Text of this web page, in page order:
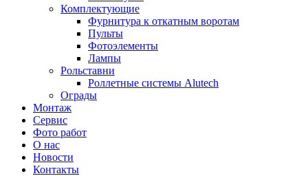
Комплектующие
Фурнитура к откатным воротам
Пульты
Фотоэлементы
Лампы
Рольставни
Роллетные системы Alutech
Ограды
Монтаж
Сервис
Фото работ
О нас
Новости
Контакты